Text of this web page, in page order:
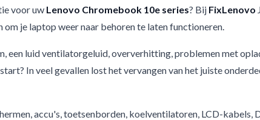
voor uw Lenovo Chromebook 10e series? Bij FixLenovo
je laptop weer naar behoren te laten functioneren.
een luid ventilatorgeluid, oververhitting, problemen met
In veel gevallen lost het vervangen van het juiste
accu's, toetsenborden, koelventilatoren, LCD-kabels,